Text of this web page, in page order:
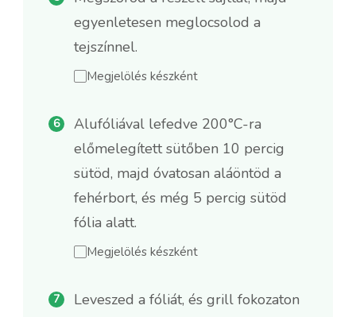
egyenletesen meglocsolod a
tejszínnel.
Megjelölés készként
Alufóliával lefedve 200°C-ra
előmelegített sütőben 10 percig
sütöd, majd óvatosan aláöntöd a
fehérbort, és még 5 percig sütöd
fólia alatt.
Megjelölés készként
Leveszed a fóliát, és grill fokozaton